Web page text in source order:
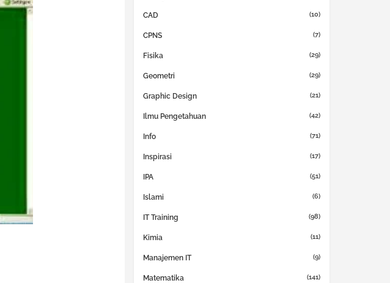
CAD (10)
CPNS (7)
Fisika (29)
Geometri (29)
Graphic Design (21)
Ilmu Pengetahuan (42)
Info (71)
Inspirasi (17)
IPA (51)
Islami (6)
IT Training (98)
Kimia (11)
Manajemen IT (9)
Matematika (141)